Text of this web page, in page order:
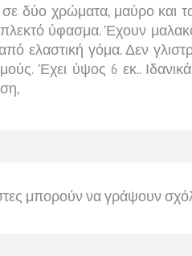
σε δύο χρώματα, μαύρο και
ύφασμα. Έχουν
ελαστική γόμα. Δεν
Έχει ύψος 6 εκ..
μπορούν να γράψουν